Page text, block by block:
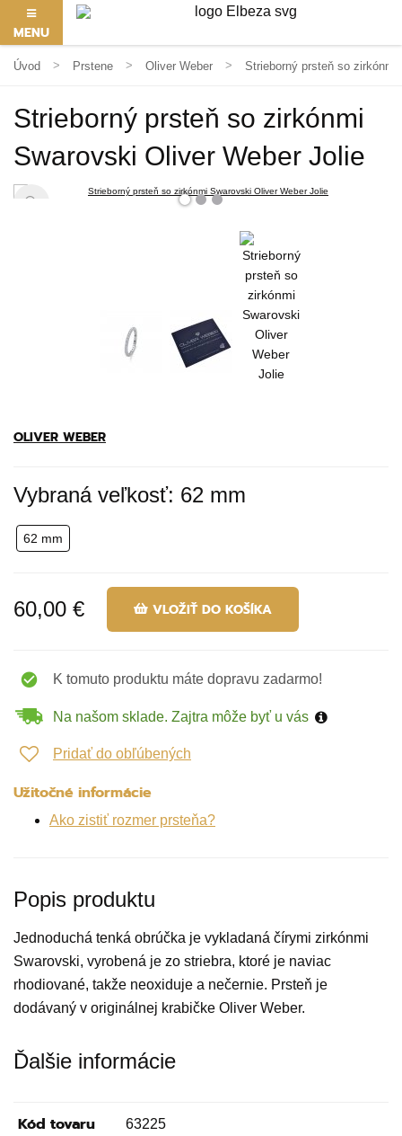
MENU
Úvod Prstene Oliver Weber Strieborný prsteň so
Strieborný prsteň so zirkónmi
Swarovski Oliver Weber Jolie
OLIVER WEBER
Vybraná veľkosť: 62 mm
62 mm
60,00 € VLOŽIŤ DO KOŠÍKA
K tomuto produktu máte dopravu zadarmo!
Na našom sklade. Zajtra môže byť u vás
Pridať do obľúbených
Užitočné informácie
Ako zistiť rozmer prsteňa?
Popis produktu
Jednoduchá tenká obrúčka je vykladaná čírymi zirkónmi
Swarovski, vyrobená je zo striebra, ktoré je naviac
rhodiované, takže neoxiduje a nečernie. Prsteň je
dodávaný v originálnej krabičke Oliver Weber.
Ďalšie informácie
Kód tovaru 63225